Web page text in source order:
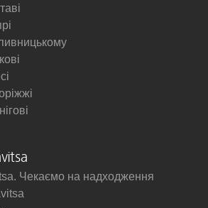
Чекаємо на надходження